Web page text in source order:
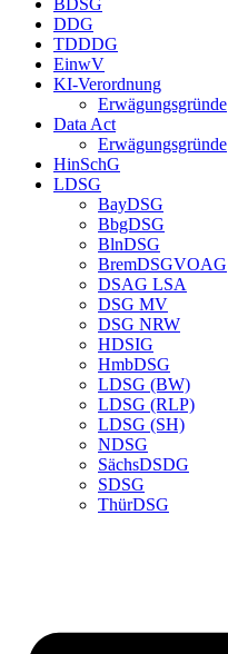
BDSG
DDG
TDDDG
EinwV
KI-Verordnung
Erwägungsgründe
Data Act
Erwägungsgründe
HinSchG
LDSG
BayDSG
BbgDSG
BlnDSG
BremDSGVOAG
DSAG LSA
DSG MV
DSG NRW
HDSIG
HmbDSG
LDSG (BW)
LDSG (RLP)
LDSG (SH)
NDSG
SächsDSDG
SDSG
ThürDSG